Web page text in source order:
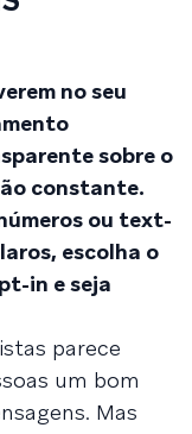
no seu
sobre o
constante.
ou text-
escolha o
in e seja
parece
um bom
Mas